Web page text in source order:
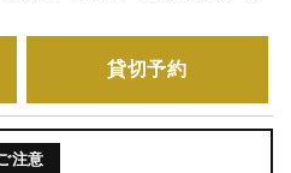
貸切予約
注意